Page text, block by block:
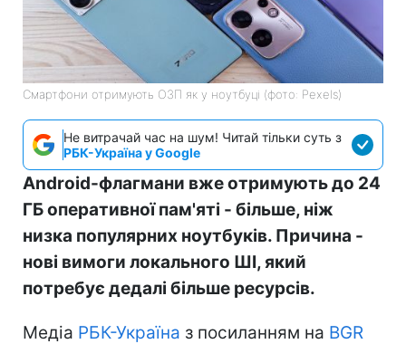
Смартфони отримують ОЗП як у ноутбуці (фото: Pexels)
Не витрачай час на шум! Читай тільки суть з
РБК-Україна у Google
Android-флагмани вже отримують до 24
ГБ оперативної пам'яті - більше, ніж
низка популярних ноутбуків. Причина -
нові вимоги локального ШІ, який
потребує дедалі більше ресурсів.
Медіа РБК-Україна з посиланням на BGR